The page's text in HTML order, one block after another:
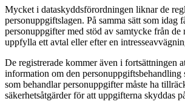
Mycket i dataskyddsförordningen liknar de
personuppgiftslagen. På samma sätt som idag
personuppgifter med stöd av samtycke från de
uppfylla ett avtal eller efter en
De registrerade kommer även i fortsättningen
information om den personuppgiftsbehandling
som behandlar personuppgifter måste ha
säkerhetsåtgärder för att uppgifterna skyddas